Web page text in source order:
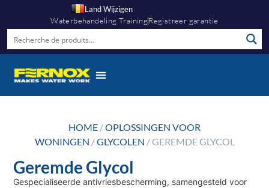
Land Wijzigen
Waterbehandeling TrainingRegistreer garantie
HOME /OPLOSSINGEN VOOR
WONINGEN /GLYCOLEN / GEREMDE GLYCOL
Geremde Glycol
Gespecialiseerde antivriesbescherming, samengesteld voor